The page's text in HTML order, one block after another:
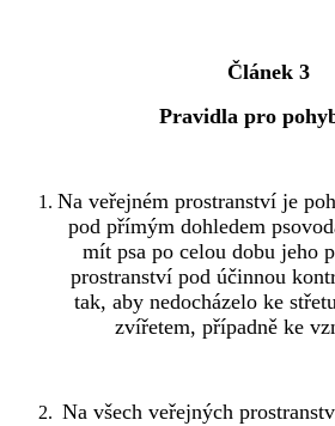
Článek 3
Pravidla pro
Na veřejném prostranství je
pod přímým dohledem
mít psa po celou dobu jeho
prostranství pod účinnou
tak, aby nedocházelo ke
zvířetem, případně ke
Na všech veřejných